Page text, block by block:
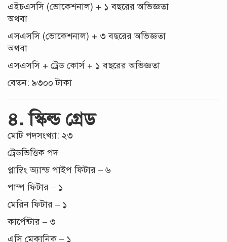
এইচএসসি (ভোকেশনাল) + ১ বছরের অভিজ্ঞতা
অথবা
এসএসসি (ভোকেশনাল) + ৩ বছরের অভিজ্ঞতা
অথবা
এসএসসি + ট্রেড কোর্স + ১ বছরের অভিজ্ঞতা
বেতন: ৯৩০০ টাকা
৪. স্কিল্ড গ্রেড
মোট পদসংখ্যা: ২৩
ট্রেডভিত্তিক পদ
প্লাম্বিং অ্যান্ড পাইপ ফিটার – ৬
পাম্প ফিটার – ১
মেরিন ফিটার – ১
কার্পেন্টার – ৩
এসি মেকানিক – ১